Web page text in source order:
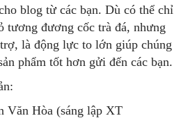
blog từ các bạn. Dù có thể chỉ
tương đương cốc trà đá, nhưng
là động lực to lớn giúp chúng
phẩm tốt hơn gửi đến các bạn.
Văn Hòa (sáng lập XT